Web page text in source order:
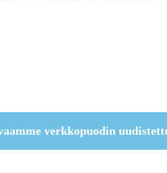
verkkopuodin